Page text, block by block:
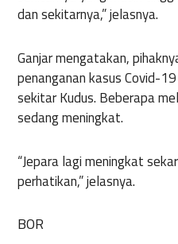
dan sekitarnya,” jelasnya.
Ganjar mengatakan,
penanganan kasus Covid-
sekitar Kudus. Beberapa
sedang meningkat.
“Jepara lagi meningkat
perhatikan,” jelasnya.
BOR